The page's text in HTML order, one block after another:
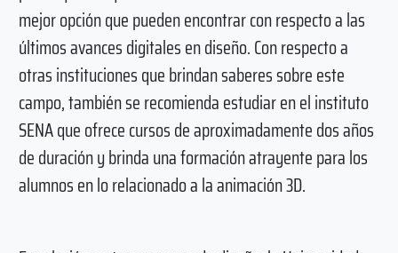
mejor opción que pueden encontrar con respecto a las
últimos avances digitales en diseño. Con respecto a
otras instituciones que brindan saberes sobre este
campo, también se recomienda estudiar en el instituto
SENA que ofrece cursos de aproximadamente dos años
de duración y brinda una formación atrayente para los
alumnos en lo relacionado a la animación 3D.